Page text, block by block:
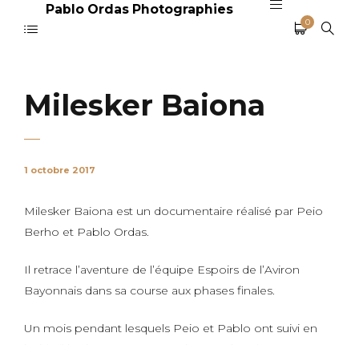
Pablo Ordas Photographies
0
Milesker Baiona
1 octobre 2017
Milesker Baiona est un documentaire réalisé par Peio
Berho et Pablo Ordas.
Il retrace l’aventure de l’équipe Espoirs de l’Aviron
Bayonnais dans sa course aux phases finales.
Un mois pendant lesquels Peio et Pablo ont suivi en